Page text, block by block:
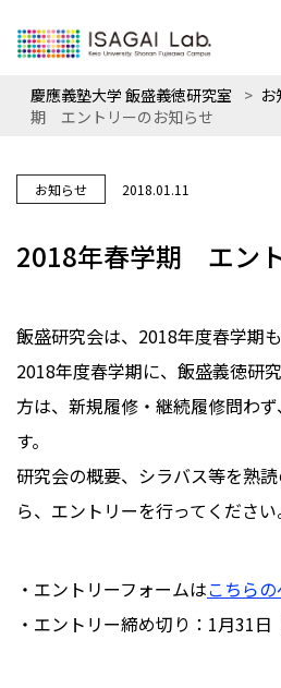
慶應義塾大学 飯盛義徳研究室 > お
期 エントリーのお知らせ
お知らせ 2018.01.11
2018年春学期 エン
飯盛研究会は、2018年度春学期
2018年度春学期に、飯盛義徳研
方は、新規履修・継続履修問わ
す。
研究会の概要、シラバス等を熟
ら、エントリーを行ってください
・エントリーフォームはこちら
・エントリー締め切り：1月31日